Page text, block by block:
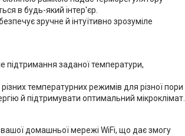
в будь-який інтер'єр.
зручне й інтуїтивно зрозуміле
підтримання заданої температури,
температурних режимів для різної пори
й підтримувати оптимальний мікроклімат.
домашньої мережі WiFi, що дає змогу